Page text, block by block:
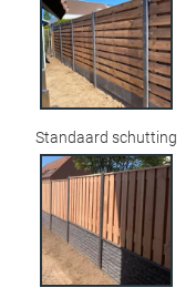
Standaard schutting